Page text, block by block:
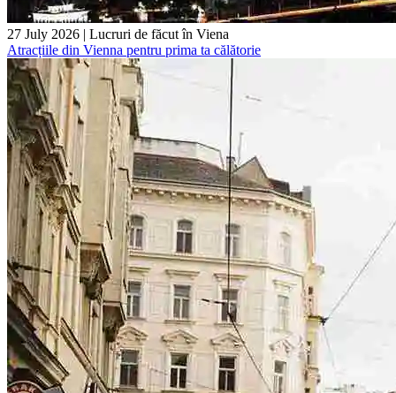
27 July 2026 | Lucruri de făcut în Viena
Atracțiile din Vienna pentru prima ta călătorie